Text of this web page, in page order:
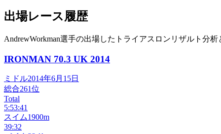
出場レース履歴
AndrewWorkman選手の出場したトライアスロンリザルト分析
IRONMAN 70.3 UK 2014
ミドル2014年6月15日
総合261位
Total
5:53:41
スイム1900m
39:32